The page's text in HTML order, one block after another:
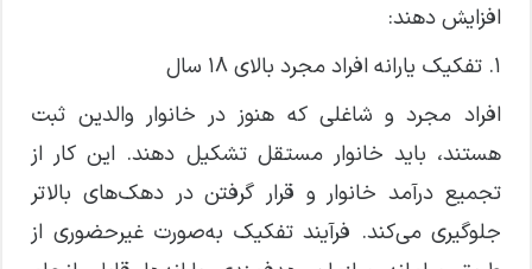
افزایش دهند:
۱. تفکیک یارانه افراد مجرد بالای ۱۸ سال
افراد مجرد و شاغلی که هنوز در خانوار والدین ثبت
هستند، باید خانوار مستقل تشکیل دهند. این کار از
تجمیع درآمد خانوار و قرار گرفتن در دهک‌های بالاتر
جلوگیری می‌کند. فرآیند تفکیک به‌صورت غیرحضوری از